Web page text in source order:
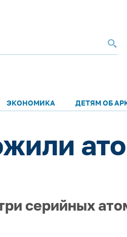
ЭКОНОМИКА ДЕТЯМ ОБ
серийных